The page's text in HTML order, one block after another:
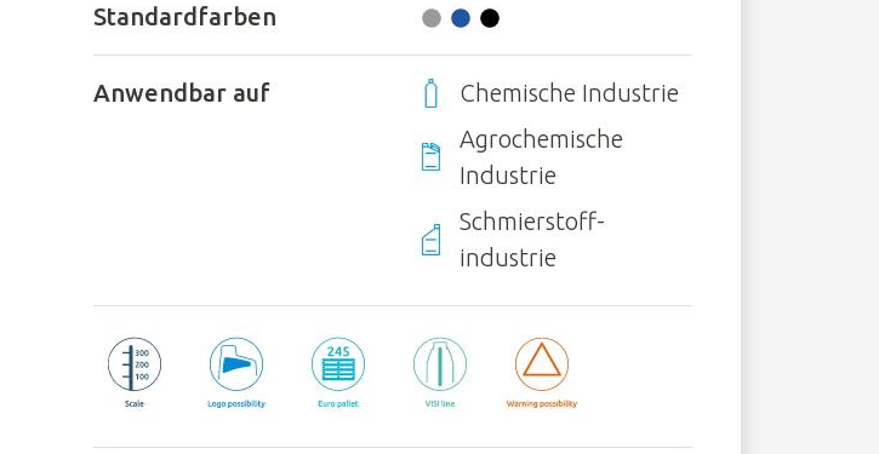
Standardfarben
Anwendbar auf
Chemische Industrie
Agrochemische
Industrie
Schmierstoff­
industrie